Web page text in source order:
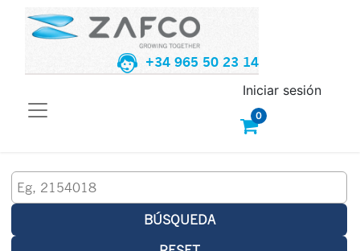
+34 965 50 23 14
0
Iniciar sesión
BÚSQUEDA